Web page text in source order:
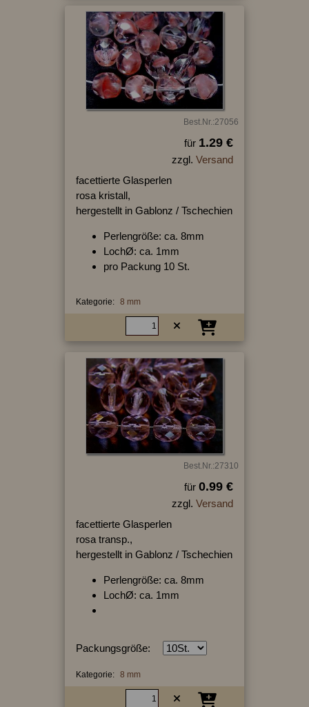
Best.Nr.:27056
für 1.29 €
zzgl. Versand
facettierte Glasperlen
rosa kristall,
hergestellt in Gablonz / Tschechien
Perlengröße: ca. 8mm
LochØ: ca. 1mm
pro Packung 10 St.
Kategorie: 8 mm
Best.Nr.:27310
für 0.99 €
zzgl. Versand
facettierte Glasperlen
rosa transp.,
hergestellt in Gablonz / Tschechien
Perlengröße: ca. 8mm
LochØ: ca. 1mm
Packungsgröße:
Kategorie: 8 mm